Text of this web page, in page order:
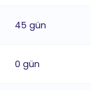
45 gün
0 gün